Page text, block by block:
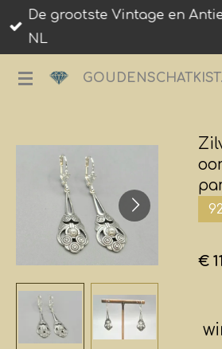
Ga
direct
de
De grootste Vintage en
NL
€